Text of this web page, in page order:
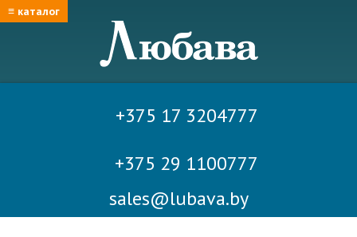
≡ каталог
+375 17 3204777
+375 29 1100777
sales@lubava.by